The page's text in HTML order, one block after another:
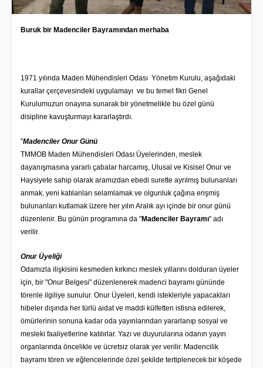
Buruk bir Madenciler Bayramından merhaba
1971 yılında Maden Mühendisleri Odası Yönetim Kurulu, aşağıdaki
kurallar çerçevesindeki uygulamayı ve bu temel fikri Genel
Kurulumuzun onayına sunarak bir yönetmelikle bu özel günü
disipline kavuşturmayı kararlaştırdı.
"Madenciler Onur Günü
TMMOB Maden Mühendisleri Odası Üyelerinden, meslek
dayanışmasına yararlı çabalar harcamış, Ulusal ve Kisisel Onur ve
Haysiyete sahip olarak aramızdan ebedi surette ayrılmış bulunanları
anmak, yeni katılanları selamlamak ve olgunluk çağına erişmiş
bulunanları kutlamak üzere her yılın Aralık ayı içinde bir onur günü
düzenlenir. Bu günün programına da "Madenciler Bayramı" adı
verilir.
Onur Üyeliği
Odamızla ilişkisini kesmeden kırkıncı meslek yıllarını dolduran üyeler
için, bir "Onur Belgesi" düzenlenerek madenci bayramı gününde
törenle ilgiliye sunulur. Onur Üyeleri, kendi istekleriyle yapacakları
hibeler dışında her türlü aidat ve maddi külfetten istisna edilerek,
ömürlerinin sonuna kadar oda yayınlarından yararlanıp sosyal ve
mesleki faaliyetlerine katılırlar. Yazı ve duyurularına odanın yayın
organlarında öncelikle ve ücretsiz olarak yer verilir. Madencilik
bayramı tören ve eğlencelerinde özel şekilde tertiplenecek bir köşede